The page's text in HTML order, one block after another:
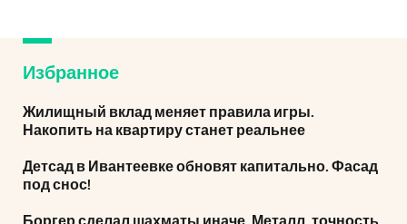
Избранное
Жилищный вклад меняет правила игры.
Накопить на квартиру станет реальнее
Детсад в Ивантеевке обновят капитально. Фасад
под снос!